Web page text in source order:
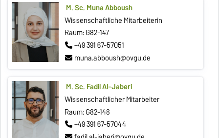
M. Sc. Muna Abboush
Wissenschaftliche Mitarbeiterin
Raum: G82-147
+49 391 67-57051
muna.abboush@ovgu.de
M. Sc. Fadil Al-Jaberi
Wissenschaftlicher Mitarbeiter
Raum: G82-148
+49 391 67-57044